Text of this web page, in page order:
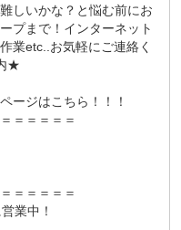
しいかな？と悩む前にお
プまで！インターネット
業etc..お気軽にご連絡く
★
ージはこちら！！！
＝＝＝＝＝
＝＝＝＝＝
業中！